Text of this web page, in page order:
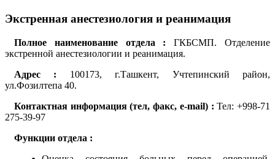
Экстренная анестезиология и реанимация
Полное наименование отдела :ГКБСМП. Отделение
экстренной анестезиологии и реанимация.
Адрес : 100173, г.Ташкент, Учтепинский район,
ул.Фозилтепа 40.
Контактная информация (тел, факс, e-mail) :Тел: +998-71
275-39-97
Функции отдела :